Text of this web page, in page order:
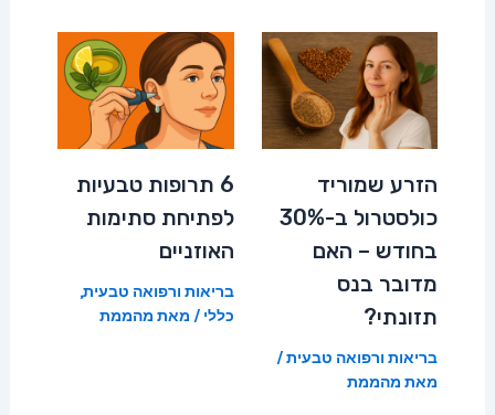
הזרע שמוריד
כולסטרול ב-30%
בחודש – האם
מדובר בנס
תזונתי?
בריאות ורפואה טבעית/
מאת מהממת
6 תרופות טבעיות
לפתיחת סתימות
האוזניים
בריאות ורפואה טבעית,
כללי / מאת מהממת